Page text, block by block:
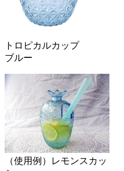
トロピカルカップ
ブルー
（使用例）レモンスカッ